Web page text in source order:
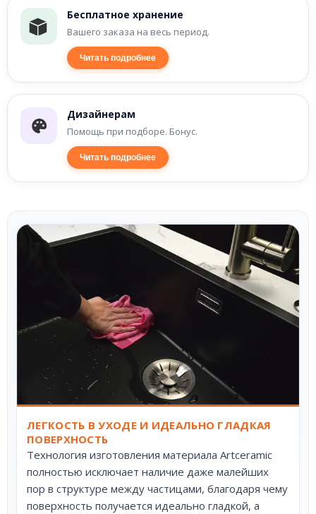
Бесплатное хранение
Вашего заказа на весь период.
Читать подробнее
Дизайнерам
Помощь при подборе. Бонус.
Читать подробнее
ЛЕГКОСТЬ В УХОДЕ И ИДЕАЛЬНО ГЛАДКАЯ
ПОВЕРХНОСТЬ
Технология изготовления материала Artceramic
полностью исключает наличие даже малейших
пор в структуре между частицами, благодаря чему
поверхность получается идеально гладкой, а